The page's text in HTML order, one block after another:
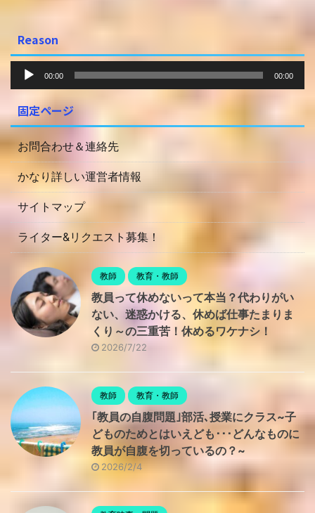
Reason
レ
ー
ヤ
ー
00:00 00:00
固定ページ
お問合わせ＆連絡先
かなり詳しい運営者情報
サイトマップ
ライター&リクエスト募集！
教師 教育・教師
教員って休めないって本当？代わりがい
ない、迷惑かける、休めば仕事たまりま
くり～の三重苦！休めるワケナシ！
2026/7/22
教師 教育・教師
｢教員の自腹問題｣部活､授業にクラス~子
どものためとはいえども･･･どんなものに
教員が自腹を切っているの？~
2026/2/4